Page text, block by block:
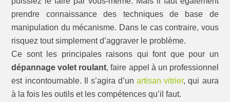
prendre connaissance des techniques de base de
manipulation du mécanisme. Dans le cas contraire, vous
risquez tout simplement d’aggraver le problème.
Ce sont les principales raisons qui font que pour un
dépannage volet roulant, faire appel à un professionnel
est incontournable. Il s’agira d’unartisan vitrier, qui aura
à la fois les outils et les compétences qu’il faut.